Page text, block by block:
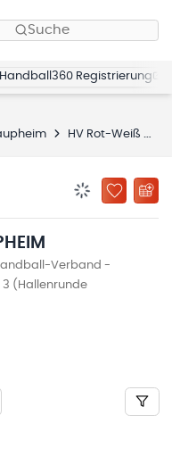
Suche
Handball360 Registrierung
HV Rot-Weiß Laupheim
ZU
Verband -
(Hallenrunde